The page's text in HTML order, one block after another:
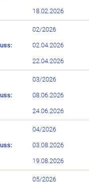
18.02.2026
02/2026
02.04.2026
22.04.2026
03/2026
08.06.2026
24.06.2026
04/2026
03.08.2026
19.08.2026
05/2026